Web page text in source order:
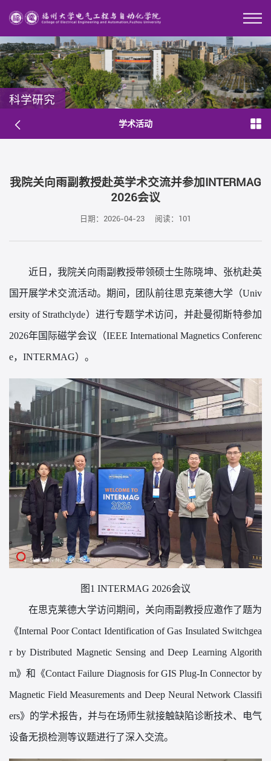
科学研究
学术活动
我院关向雨副教授赴英学术交流并参加INTERMAG
2026会议
日期：2026-04-23 阅读： 101
近日，我院关向雨副教授带领硕士生陈晓坤、张杭赴英
国开展学术交流活动。期间，团队前往思克莱德大学（Univ
ersity of Strathclyde）进行专题学术访问，并赴曼彻斯特参加
2026年国际磁学会议（IEEE International Magnetics Conferenc
e，INTERMAG）。
图1 INTERMAG 2026会议
在思克莱德大学访问期间，关向雨副教授应邀作了题为
《Internal Poor Contact Identification of Gas Insulated Switchgea
r by Distributed Magnetic Sensing and Deep Learning Algorith
m》和《Contact Failure Diagnosis for GIS Plug-In Connector by
Magnetic Field Measurements and Deep Neural Network Classifi
ers》的学术报告，并与在场师生就接触缺陷诊断技术、电气
设备无损检测等议题进行了深入交流。